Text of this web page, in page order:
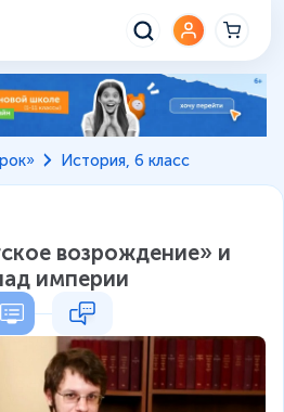
История, 6 класс
возрождение» и
империи